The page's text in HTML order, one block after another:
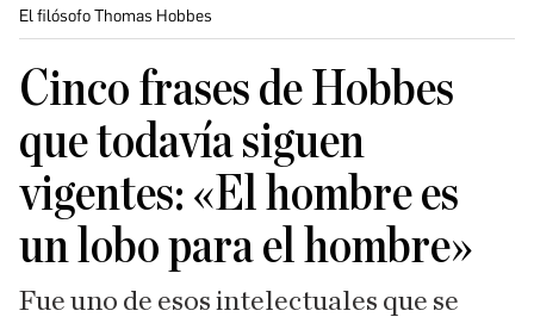
El filósofo Thomas Hobbes
Cinco frases de Hobbes
que todavía siguen
vigentes: «El hombre es
un lobo para el hombre»
Fue uno de esos intelectuales que se